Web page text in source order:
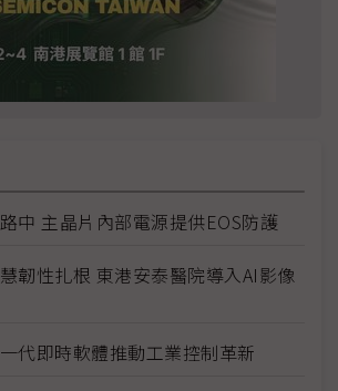
中 主晶片內部電源提供EOS防護
韌性扎根 東港安泰醫院導入AI影像
代即時軟體推動工業控制革新